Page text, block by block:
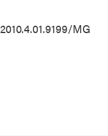
MG